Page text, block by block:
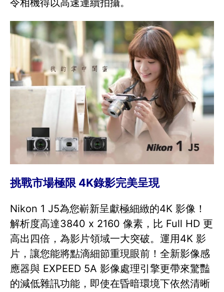
令相機得以高速連續拍攝。
挑戰市場極限 4K錄影完美呈現
Nikon 1 J5為您嶄新呈獻極細緻的4K 影像！
解析度高達3840 x 2160 像素，比 Full HD 更
高出四倍，為影片領域一大突破。運用4K 影
片，讓您能將點滴細節重現眼前！全新影像感
應器與 EXPEED 5A 影像處理引擎更帶來驚豔
的減低雜訊功能，即使在昏暗環境下依然清晰